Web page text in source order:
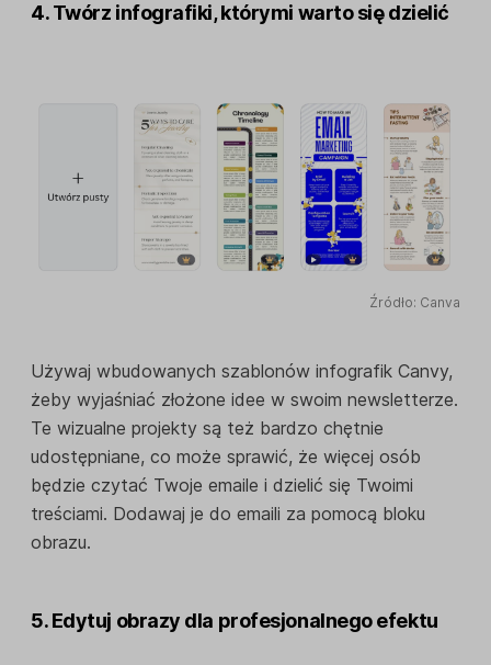
4. Twórz infografiki, którymi warto się dzielić
Źródło: Canva
Używaj wbudowanych szablonów infografik Canvy,
żeby wyjaśniać złożone idee w swoim newsletterze.
Te wizualne projekty są też bardzo chętnie
udostępniane, co może sprawić, że więcej osób
będzie czytać Twoje emaile i dzielić się Twoimi
treściami. Dodawaj je do emaili za pomocą bloku
obrazu.
5. Edytuj obrazy dla profesjonalnego efektu